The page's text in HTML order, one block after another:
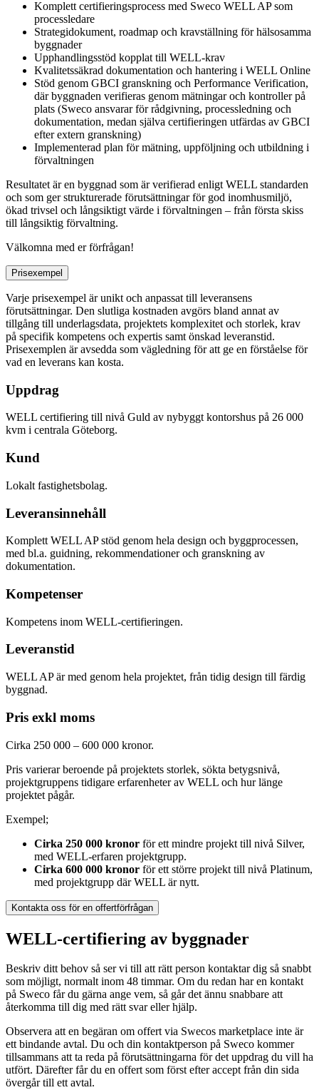
Komplett certifieringsprocess med Sweco WELL AP som
processledare
Strategidokument, roadmap och kravställning för hälsosamma
byggnader
Upphandlingsstöd kopplat till WELL‑krav
Kvalitetssäkrad dokumentation och hantering i WELL Online
Stöd genom GBCI granskning och Performance Verification,
där byggnaden verifieras genom mätningar och kontroller på
plats (Sweco ansvarar för rådgivning, processledning och
dokumentation, medan själva certifieringen utfärdas av GBCI
efter extern granskning)
Implementerad plan för mätning, uppföljning och utbildning i
förvaltningen
Resultatet är en byggnad som är verifierad enligt WELL standarden
och som ger strukturerade förutsättningar för god inomhusmiljö,
ökad trivsel och långsiktigt värde i förvaltningen – från första skiss
till långsiktig förvaltning.
Välkomna med er förfrågan!
Prisexempel
Varje prisexempel är unikt och anpassat till leveransens
förutsättningar. Den slutliga kostnaden avgörs bland annat av
tillgång till underlagsdata, projektets komplexitet och storlek, krav
på specifik kompetens och expertis samt önskad leveranstid.
Prisexemplen är avsedda som vägledning för att ge en förståelse för
vad en leverans kan kosta.
Uppdrag
WELL certifiering till nivå Guld av nybyggt kontorshus på 26 000
kvm i centrala Göteborg.
Kund
Lokalt fastighetsbolag.
Leveransinnehåll
Komplett WELL AP stöd genom hela design och byggprocessen,
med bl.a. guidning, rekommendationer och granskning av
dokumentation.
Kompetenser
Kompetens inom WELL-certifieringen.
Leveranstid
WELL AP är med genom hela projektet, från tidig design till färdig
byggnad.
Pris exkl moms
Cirka 250 000 – 600 000 kronor.
Pris varierar beroende på projektets storlek, sökta betygsnivå,
projektgruppens tidigare erfarenheter av WELL och hur länge
projektet pågår.
Exempel;
Cirka 250 000 kronor för ett mindre projekt till nivå Silver,
med WELL-erfaren projektgrupp.
Cirka 600 000 kronor för ett större projekt till nivå Platinum,
med projektgrupp där WELL är nytt.
Kontakta oss för en offertförfrågan
WELL‑certifiering av byggnader
Beskriv ditt behov så ser vi till att rätt person kontaktar dig så snabbt
som möjligt, normalt inom 48 timmar. Om du redan har en kontakt
på Sweco får du gärna ange vem, så går det ännu snabbare att
återkomma till dig med rätt svar eller hjälp.
Observera att en begäran om offert via Swecos marketplace inte är
ett bindande avtal. Du och din kontaktperson på Sweco kommer
tillsammans att ta reda på förutsättningarna för det uppdrag du vill ha
utfört. Därefter får du en offert som först efter accept från din sida
övergår till ett avtal.